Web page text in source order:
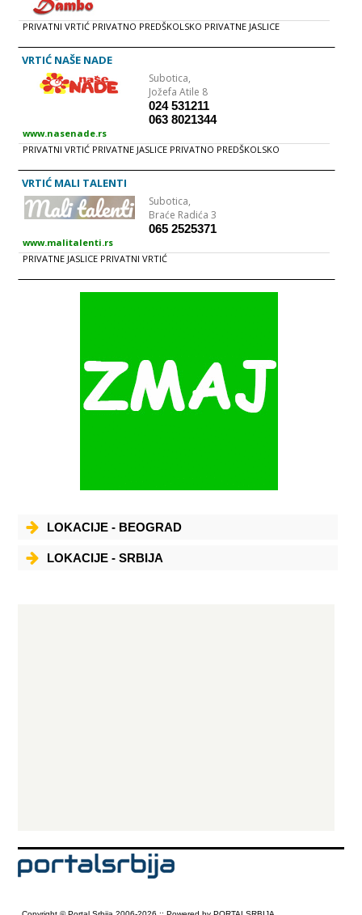
PRIVATNI VRTIĆ PRIVATNO PREDŠKOLSKO PRIVATNE JASLICE
VRTIĆ NAŠE NADE
Subotica,
Jožefa Atile 8
024 531211
063 8021344
www.nasenade.rs
PRIVATNI VRTIĆ PRIVATNE JASLICE PRIVATNO PREDŠKOLSKO
VRTIĆ MALI TALENTI
Subotica,
Braće Radića 3
065 2525371
www.malitalenti.rs
PRIVATNE JASLICE PRIVATNI VRTIĆ
LOKACIJE - BEOGRAD
LOKACIJE - SRBIJA